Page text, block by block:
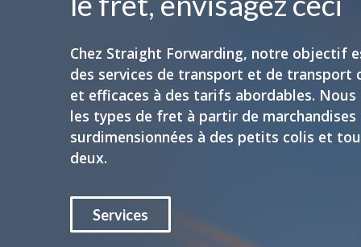
Chez Straight Forwarding, notre objectif
des services de transport et de transport
et efficaces à des tarifs abordables.
les types de fret à partir de marchandises
surdimensionnées à des petits colis et
deux.
Services